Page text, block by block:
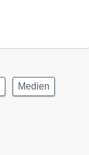
Medien